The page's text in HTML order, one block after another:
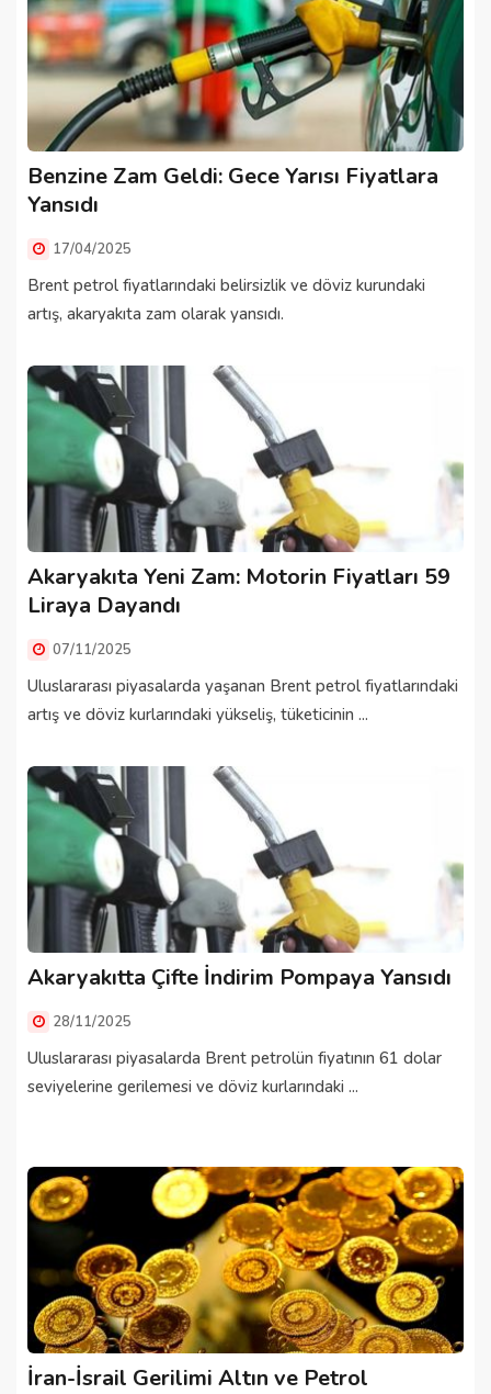
Benzine Zam Geldi: Gece Yarısı Fiyatlara
Yansıdı
17/04/2025
Brent petrol fiyatlarındaki belirsizlik ve döviz kurundaki
artış, akaryakıta zam olarak yansıdı.
Akaryakıta Yeni Zam: Motorin Fiyatları 59
Liraya Dayandı
07/11/2025
Uluslararası piyasalarda yaşanan Brent petrol fiyatlarındaki
artış ve döviz kurlarındaki yükseliş, tüketicinin ...
Akaryakıtta Çifte İndirim Pompaya Yansıdı
28/11/2025
Uluslararası piyasalarda Brent petrolün fiyatının 61 dolar
seviyelerine gerilemesi ve döviz kurlarındaki ...
İran-İsrail Gerilimi Altın ve Petrol